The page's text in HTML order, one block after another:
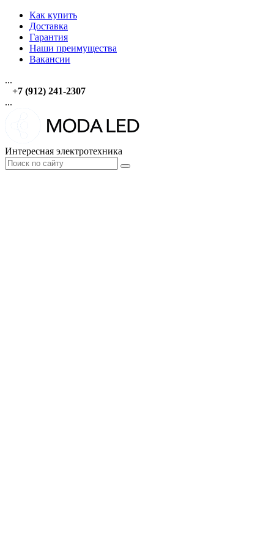
Как купить
Доставка
Гарантия
Наши преимущества
Вакансии
...
+7 (912) 241-2307
...
Интересная электротехника